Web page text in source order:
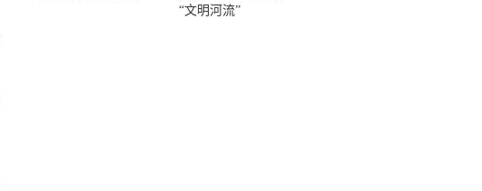
“文明河流”